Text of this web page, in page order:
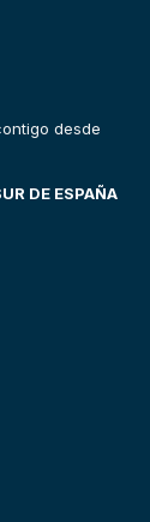
desde
DE ESPAÑA